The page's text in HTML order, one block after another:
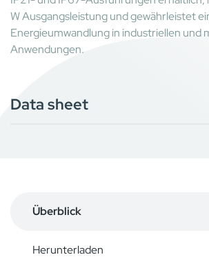
W Ausgangsleistung und gewährleistet
Energieumwandlung in industriellen und
Anwendungen.
Data sheet
Überblick
Herunterladen